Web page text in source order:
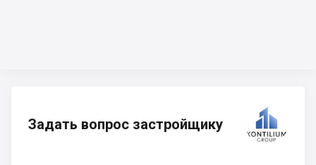
Задать вопрос застройщику